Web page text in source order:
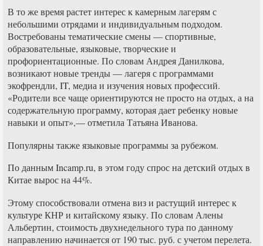
В то же время растет интерес к камерным лагерям с
небольшими отрядами и индивидуальным подходом.
Востребованы тематические смены — спортивные,
образовательные, языковые, творческие и
профориентационные. По словам Андрея Данилкова,
возникают новые тренды — лагеря с программами
экофрендли, IT, медиа и изучения новых профессий.
«Родители все чаще ориентируются не просто на отдых, а на
содержательную программу, которая дает ребенку новые
навыки и опыт»,— отметила Татьяна Иванова.
Популярны также языковые программы за рубежом.
По данным Incamp.ru, в этом году спрос на детский отдых в
Китае вырос на 44%.
Этому способствовали отмена виз и растущий интерес к
культуре КНР и китайскому языку. По словам Алены
Альбертин, стоимость двухнедельного тура по данному
направлению начинается от 190 тыс. руб. с учетом перелета.